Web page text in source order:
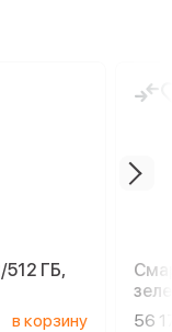
512 ГБ,
в корзину
56